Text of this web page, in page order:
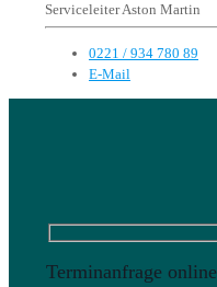
Serviceleiter Aston Martin
0221 / 934 780 89
E-Mail
Terminanfrage online